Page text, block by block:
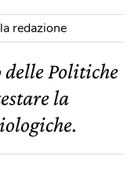
redazione
Politiche
la